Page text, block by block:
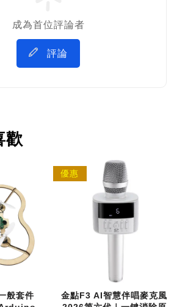
成為首位評論者
評論
歡
般套件
優惠
金點F3 AI智慧伴唱麥克風